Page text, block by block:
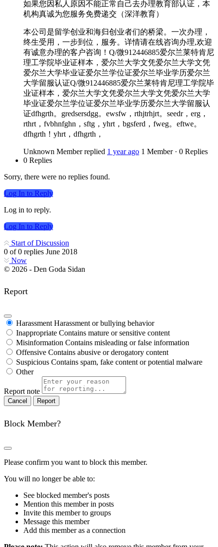
如果您因私人原因不能正常自己去办理教育部认证，本
机构真诚为您服务免费递交（深洋教育）
本公司是留学创业和海归创业者们的桥梁。一次办理，
终生受用，一步到位，服务。详情请在线咨询办理,欢迎
有诚意办理的客户咨询！Q/微912446885爱尔兰莱特肯尼
理工学院毕业证样本，爱尔兰大学文凭爱尔兰大学文凭
爱尔兰大学毕业证爱尔兰学位证爱尔兰毕业学历爱尔兰
大学留服认证Q/微912446885爱尔兰莱特肯尼理工学院毕
业证样本，爱尔兰大学文凭爱尔兰大学文凭爱尔兰大学
毕业证爱尔兰学位证爱尔兰毕业学历爱尔兰大学留服认
证dfhgrth。gredsersdgg。ewsfw，rthjtrhjrt。seedr，erg，
rthrt，fvbhnfghn，sftg，yhrt，bgsferd，fweg。eftwe。
dfhgrth！yhrt，dfhgrth，
Unknown Member replied 1 year ago 1 Member · 0 Replies
0 Replies
Sorry, there were no replies found.
Log In to Reply
Log in to reply.
Log In to Reply
Start of Discussion
0 of0 replies June 2018
Now
© 2026 - Den Goda Sidan
Report
Harassment Harassment or bullying behavior
Inappropriate Contains mature or sensitive content
Misinformation Contains misleading or false information
Offensive Contains abusive or derogatory content
Suspicious Contains spam, fake content or potential malware
Other
Report note
Report
Block Member?
Please confirm you want to block this member.
You will no longer be able to:
See blocked member's posts
Mention this member in posts
Invite this member to groups
Message this member
Add this member as a connection